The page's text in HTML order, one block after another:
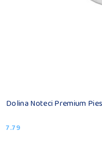
Dolina Noteci Premium
Cena:
7.79